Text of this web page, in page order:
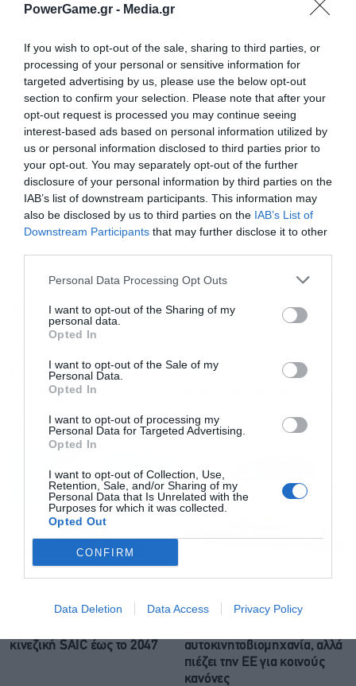
PowerGame.gr - Media.gr
If you wish to opt-out of the sale, sharing to third parties, or
processing of your personal or sensitive information for
targeted advertising by us, please use the below opt-out
section to confirm your selection. Please note that after your
opt-out request is processed you may continue seeing
interest-based ads based on personal information utilized by
us or personal information disclosed to third parties prior to
your opt-out. You may separately opt-out of the further
disclosure of your personal information by third parties on the
IAB’s list of downstream participants. This information may
also be disclosed by us to third parties on the IAB’s List of
Downstream Participants that may further disclose it to other
Personal Data Processing Opt Outs
I want to opt-out of the Sharing of my
personal data.
Opted In
I want to opt-out of the Sale of my
Personal Data.
Opted In
I want to opt-out of processing my
Personal Data for Targeted Advertising.
Opted In
I want to opt-out of Collection, Use,
Retention, Sale, and/or Sharing of my
Personal Data that Is Unrelated with the
Purposes for which it was collected.
Opted Out
CONFIRM
Data Deletion Data Access Privacy Policy
AUTO & LUXURY Όλη η κατηγορία
Porsche: Ζημιές 2,22 δισ. το
α’ εξάμηνο, πιέζει τη
ανταγωνιστικότητα
Γιατί τα ηλεκτρικά
General Motors: Επεκτείνει
κινεζική SAIC έως το 2047
Ισπανία: Προσελκύει
αυτοκινητοβιομηχανία, αλλά
πιέζει την ΕΕ για κοινούς
κανόνες